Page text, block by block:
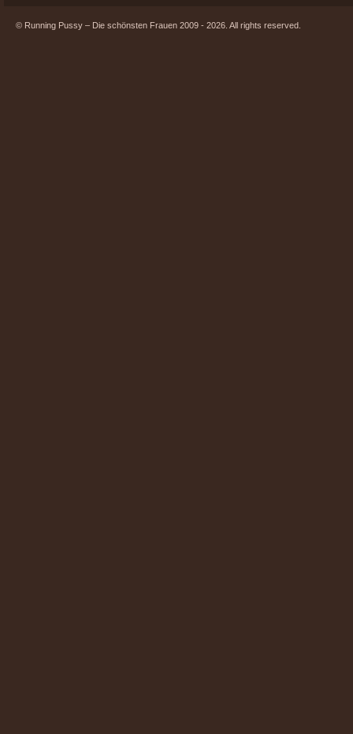
© Running Pussy – Die schönsten Frauen 2009 - 2026. All rights reserved.